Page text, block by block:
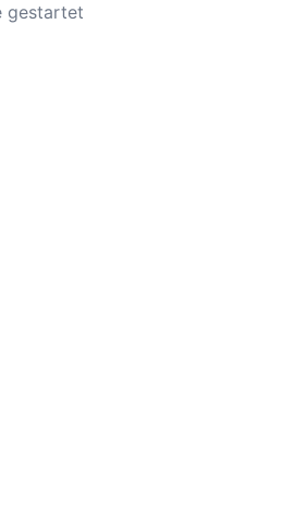
gestartet